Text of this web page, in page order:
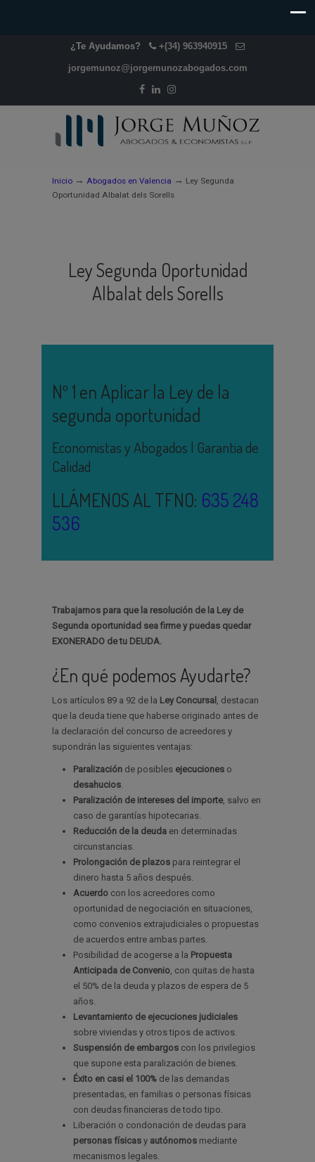
¿Te Ayudamos? +(34) 963940915
jorgemunoz@jorgemunozabogados.com
Inicio → Abogados en Valencia → Ley Segunda
Oportunidad Albalat dels Sorells
Ley Segunda Oportunidad
Albalat dels Sorells
Nº 1 en Aplicar la Ley de la
segunda oportunidad
Economistas y Abogados | Garantia de
Calidad
LLÁMENOS AL TFNO: 635 248
536
Trabajamos para que la resolución de la Ley de
Segunda oportunidad sea firme y puedas quedar
EXONERADO de tu DEUDA.
¿En qué podemos Ayudarte?
Los artículos 89 a 92 de la Ley Concursal , destacan
que la deuda tiene que haberse originado antes de
la declaración del concurso de acreedores y
supondrán las siguientes ventajas:
Paralización de posibles ejecuciones o
desahucios.
Paralización de intereses del importe, salvo en
caso de garantías hipotecarias.
Reducción de la deuda en determinadas
circunstancias.
Prolongación de plazos para reintegrar el
dinero hasta 5 años después.
Acuerdo con los acreedores como
oportunidad de negociación en situaciones,
como convenios extrajudiciales o propuestas
de acuerdos entre ambas partes.
Posibilidad de acogerse a la Propuesta
Anticipada de Convenio, con quitas de hasta
el 50% de la deuda y plazos de espera de 5
años.
Levantamiento de ejecuciones judiciales
sobre viviendas y otros tipos de activos.
Suspensión de embargos con los privilegios
que supone esta paralización de bienes.
Éxito en casi el 100% de las demandas
presentadas, en familias o personas físicas
con deudas financieras de todo tipo.
Liberación o condonación de deudas para
personas físicas y autónomos mediante
mecanismos legales.